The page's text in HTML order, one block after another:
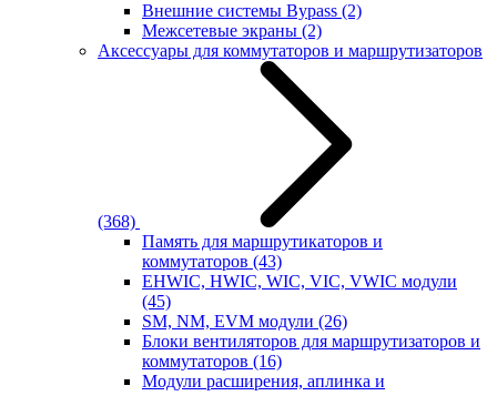
Внешние системы Bypass (2)
Межсетевые экраны (2)
Аксессуары для коммутаторов и маршрутизаторов
(368)
Память для маршрутикаторов и
коммутаторов (43)
EHWIC, HWIC, WIC, VIC, VWIC модули
(45)
SM, NM, EVM модули (26)
Блоки вентиляторов для маршрутизаторов и
коммутаторов (16)
Модули расширения, аплинка и